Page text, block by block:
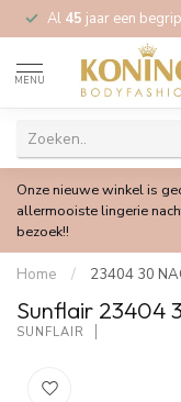
Al 45 jaar een begrip
MENU
Onze nieuwe winkel is
allermooiste lingerie
bezoek!!
Home / 23404 30
Sunflair 23404
SUNFLAIR